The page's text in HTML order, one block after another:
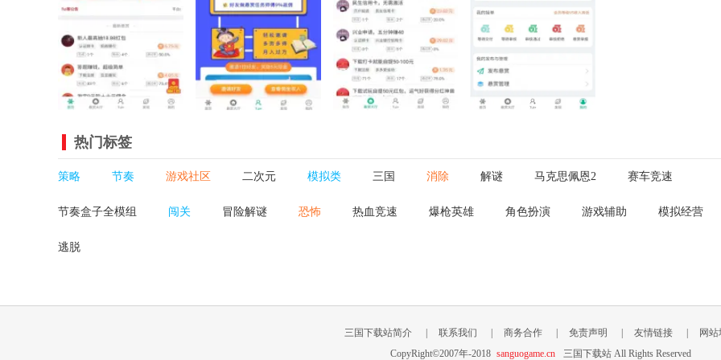
热门标签
策略 节奏 游戏社区 二次元 模拟类 三国 消除 解谜 马克思佩恩2 赛车竞速
节奏盒子全模组 闯关 冒险解谜 恐怖 热血竞速 爆枪英雄 角色扮演 游戏辅助 模拟经营
逃脱
三国下载站简介 联系我们 商务合作 免责声明 友情链接
网
CopyRight©2007年-2018 sanguogame.cn 三国下载站 All Rights Reserved